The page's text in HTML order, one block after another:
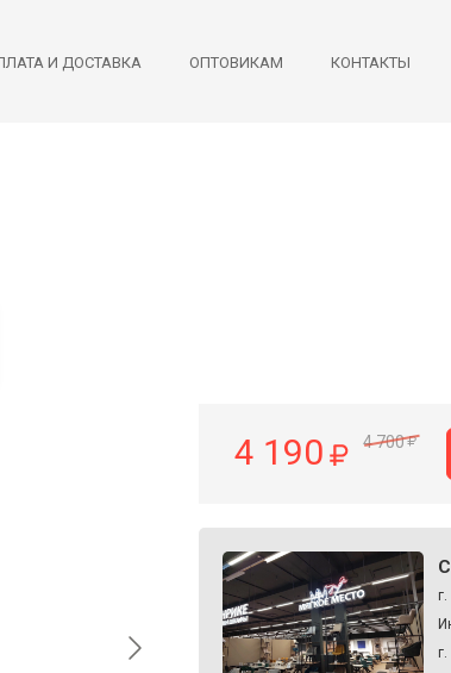
И ДОСТАВКА ОПТОВИКАМ КОНТАКТЫ
4 190 4 700